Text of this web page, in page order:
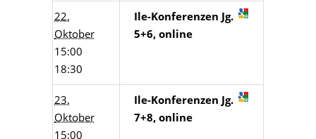
22.
Oktober
15:00
18:30
Ile-Konferenzen Jg.
5+6, online
23.
Oktober
15:00
Ile-Konferenzen Jg.
7+8, online